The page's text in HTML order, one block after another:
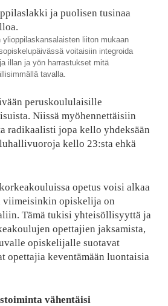
ylioppilaskansalaisten liiton mukaan
voitaisiin integroida
illan ja yön harrastukset mitä
tavalla.
peruskoululaisille
Niissä myöhennettäisiin
radikaalisti jopa kello yhdeksään
kello 23:sta ehkä
opetus voisi alkaa
viimeisinkin opiskelija on
Tämä tukisi yhteisöllisyyttä ja
opettajien jaksamista,
opiskelijalle suotavat
opettajia keventämään luontaisia
vähentäisi